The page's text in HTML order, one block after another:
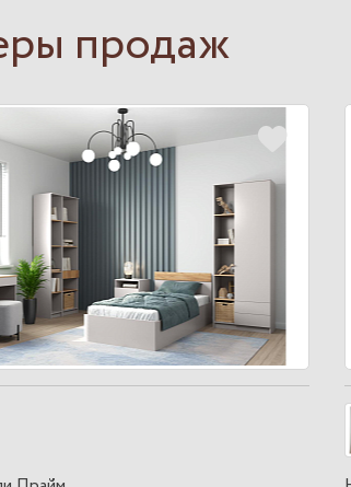
продаж